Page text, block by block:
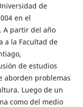
de
en el
A partir del año
a la Facultad de
de estudios
aborden problemas
Luego de un
como del medio